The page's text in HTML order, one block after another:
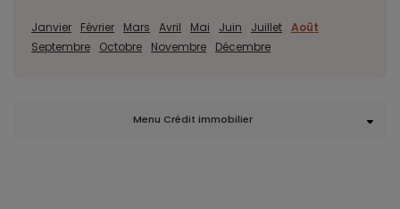
Janvier Février Mars Avril Mai Juin Juillet Août
Septembre
Octobre Novembre Décembre
Menu Crédit immobilier